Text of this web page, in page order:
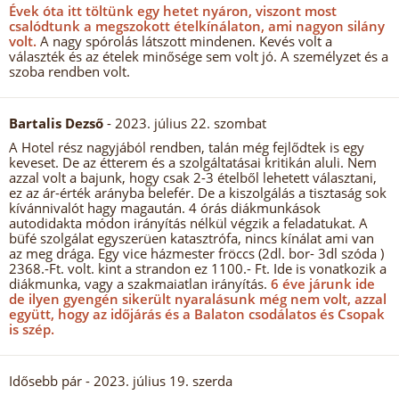
Évek óta itt töltünk egy hetet nyáron, viszont most
csalódtunk a megszokott ételkínálaton, ami nagyon silány
volt. A nagy spórolás látszott mindenen. Kevés volt a
választék és az ételek minősége sem volt jó. A személyzet és a
szoba rendben volt.
Bartalis Dezső - 2023. július 22. szombat
A Hotel rész nagyjából rendben, talán még fejlődtek is egy
keveset. De az étterem és a szolgáltatásai kritikán aluli. Nem
azzal volt a bajunk, hogy csak 2-3 ételből lehetett választani,
ez az ár-érték arányba belefér. De a kiszolgálás a tisztaság sok
kívánnivalót hagy magaután. 4 órás diákmunkások
autodidakta módon irányítás nélkül végzik a feladatukat. A
büfé szolgálat egyszerüen katasztrófa, nincs kínálat ami van
az meg drága. Egy vice házmester fröccs (2dl. bor- 3dl szóda )
2368.-Ft. volt. kint a strandon ez 1100.- Ft. Ide is vonatkozik a
diákmunka, vagy a szakmaiatlan irányítás. 6 éve járunk ide
de ilyen gyengén sikerült nyaralásunk még nem volt, azzal
együtt, hogy az időjárás és a Balaton csodálatos és Csopak
is szép.
Idősebb pár - 2023. július 19. szerda